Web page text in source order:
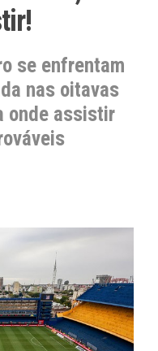
se enfrentam
nas oitavas
onde assistir